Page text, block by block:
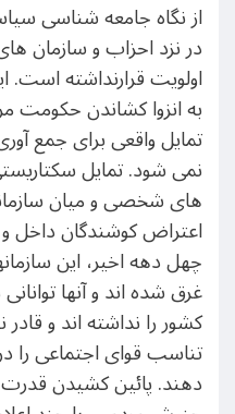
از نگاه جامعه شناسی
در نزد احزاب و سازمان
اولویت قرارنداشته
به انزوا کشاندن حکومت
تمایل واقعی برای جمع
نمی شود. تمایل
های شخصی و میان
اعتراض کوشندگان داخل
چهل دهه اخیر، این
غرق شده اند و آنها
کشور را نداشته اند و
تناسب قوای اجتماعی را
دهند. پائین کشیدن قدرت